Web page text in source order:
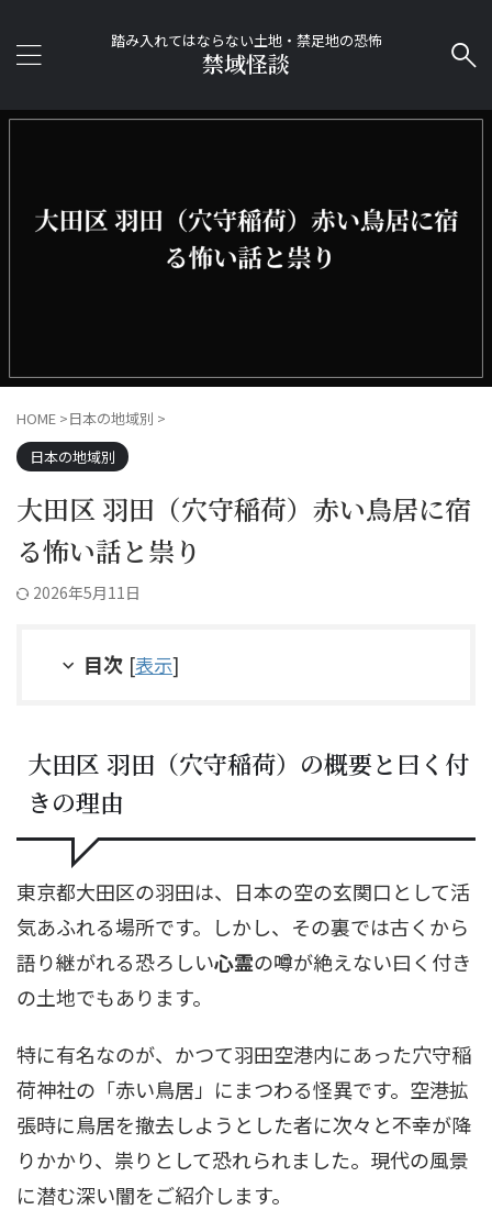
踏み入れてはならない土地・禁足地の恐怖
禁域怪談
HOME >日本の地域別 >
日本の地域別
大田区 羽田（穴守稲荷）赤い鳥居に宿
る怖い話と祟り
2026年5月11日
目次 [表示]
大田区 羽田（穴守稲荷）の概要と曰く付
きの理由
東京都大田区の羽田は、日本の空の玄関口として活
気あふれる場所です。しかし、その裏では古くから
語り継がれる恐ろしい心霊の噂が絶えない曰く付き
の土地でもあります。
特に有名なのが、かつて羽田空港内にあった穴守稲
荷神社の「赤い鳥居」にまつわる怪異です。空港拡
張時に鳥居を撤去しようとした者に次々と不幸が降
りかかり、祟りとして恐れられました。現代の風景
に潜む深い闇をご紹介します。